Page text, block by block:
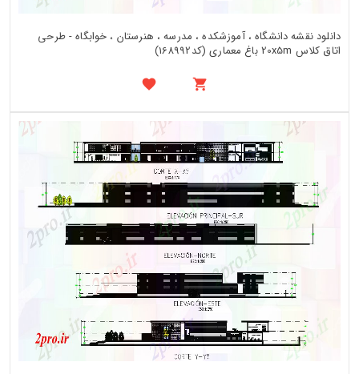
دانلود نقشه دانشگاه ، آموزشکده ، مدرسه ، هنرستان ، خوابگاه - طرحی
اتاق کلاس 20x5m باغ معماری (کد168992)